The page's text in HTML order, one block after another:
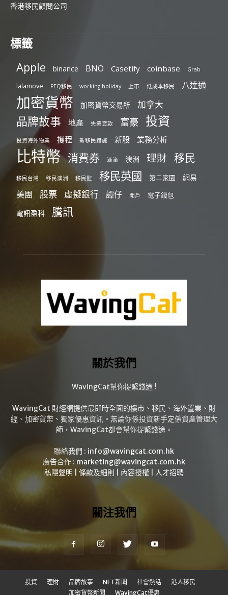
香港移民顧問公司
標籤
Apple binance BNO Casetify coinbase Grab
lalamove PEQ移民 working holiday 上市 低成本移民 八達通
加密貨幣 加密貨幣交易所 加拿大
品牌故事 地產 失業貸款 富豪 投資
投資海外物業 攜程 新移民措施 新股 業務分析
比特幣 消費券 滴滴 澳洲 理財 移民
移民台灣 移民澳洲 移民監 移民英國 第二家園 網易
美團 股票 虛擬銀行 譚仔 開戶 電子錢包
電訊盈科 騰訊
關於我們
WavingCat幫你捉緊錢途 !
WavingCat 財經網提供最即時全面的樓市、移民、海外置業、財
經、加密貨幣、獨家優惠資訊。無論你係投資新手定係資產管理大
師，WavingCat都會幫你捉緊錢途。
聯絡我們 : info@wavingcat.com.hk
廣告合作 : marketing@wavingcat.com.hk
私隱聲明
條款及細則 內容授權 人才招聘
關注我們
投資 理財 品牌故事 NFT新聞 社會熱話
港人移民
加密貨幣新聞
WavingCat優惠